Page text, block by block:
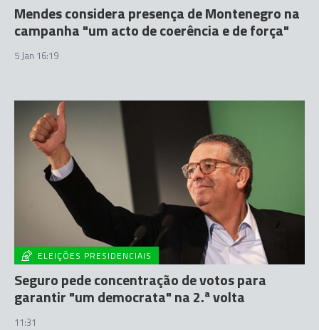
Mendes considera presença de Montenegro na
campanha "um acto de coerência e de força"
5 Jan 16:19
ELEIÇÕES PRESIDENCIAIS
Seguro pede concentração de votos para
garantir "um democrata" na 2.ª volta
11:31